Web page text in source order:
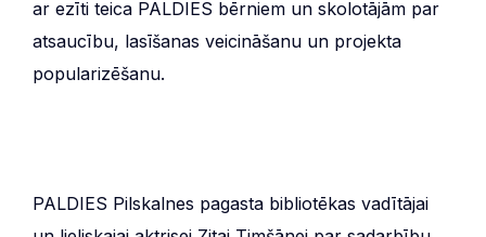
ar ezīti teica PALDIES bērniem un skolotājām par
atsaucību, lasīšanas veicināšanu un projekta
popularizēšanu.
PALDIES Pilskalnes pagasta bibliotēkas vadītājai